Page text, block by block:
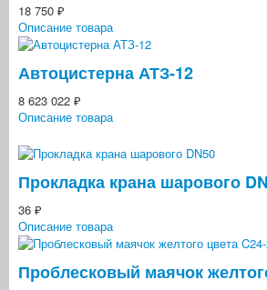
18 750 ₽
Описание товара
Автоцистерна АТЗ-12
8 623 022 ₽
Описание товара
Прокладка крана шарового
36 ₽
Описание товара
Проблесковый маячок